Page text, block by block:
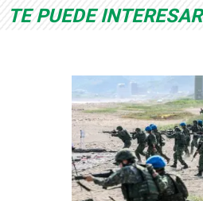
TE PUEDE INTERESAR